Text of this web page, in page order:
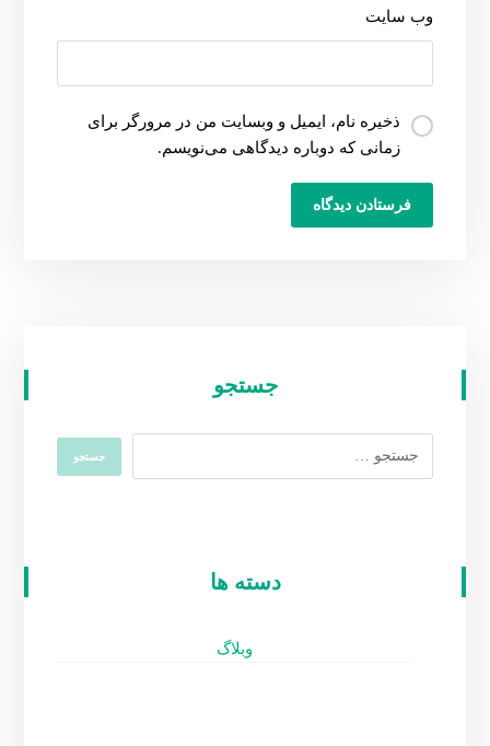
وب‌ سایت
ذخیره نام، ایمیل و وبسایت من در مرورگر برای
زمانی که دوباره دیدگاهی می‌نویسم.
جستجو
دسته ها
وبلاگ